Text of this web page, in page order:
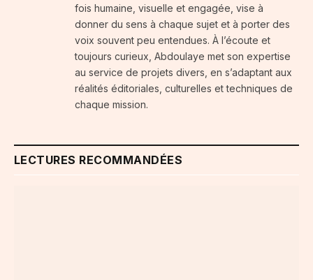
fois humaine, visuelle et engagée, vise à
donner du sens à chaque sujet et à porter des
voix souvent peu entendues. À l’écoute et
toujours curieux, Abdoulaye met son expertise
au service de projets divers, en s’adaptant aux
réalités éditoriales, culturelles et techniques de
chaque mission.
LECTURES RECOMMANDÉES